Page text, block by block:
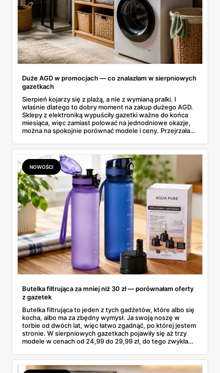
Duże AGD w promocjach — co znalazłam w sierpniowych
gazetkach
Sierpień kojarzy się z plażą, a nie z wymianą pralki. I
właśnie dlatego to dobry moment na zakup dużego AGD.
Sklepy z elektroniką wypuściły gazetki ważne do końca
miesiąca, więc zamiast polować na jednodniowe okazje,
można na spokojnie porównać modele i ceny. Przejrzałam
znalazłam, z cenami i terminami.
NOWOŚCI
Butelka filtrująca za mniej niż 30 zł — porównałam oferty
z gazetek
Butelka filtrująca to jeden z tych gadżetów, które albo się
kocha, albo ma za zbędny wymysł. Ja swoją noszę w
torbie od dwóch lat, więc łatwo zgadnąć, po której jestem
stronie. W sierpniowych gazetkach pojawiły się aż trzy
modele w cenach od 24,99 do 29,99 zł, do tego zwykła
wszystkie oferty i policzyłam, kiedy taki zakup faktycznie
się opłaca.